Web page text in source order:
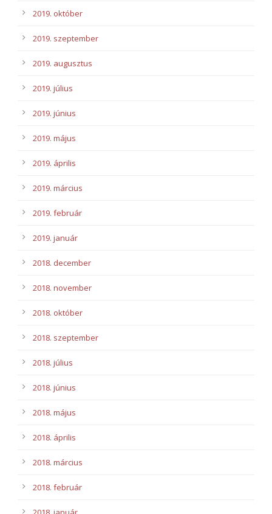
2019. október
2019. szeptember
2019. augusztus
2019. július
2019. június
2019. május
2019. április
2019. március
2019. február
2019. január
2018. december
2018. november
2018. október
2018. szeptember
2018. július
2018. június
2018. május
2018. április
2018. március
2018. február